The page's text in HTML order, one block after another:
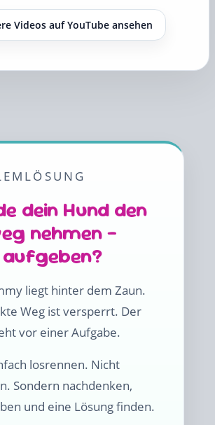
Videos auf YouTube ansehen
dein Hund den
nehmen –
liegt hinter dem Zaun.
Weg ist versperrt. Der
vor einer Aufgabe.
losrennen. Nicht
Sondern nachdenken,
und eine Lösung finden.